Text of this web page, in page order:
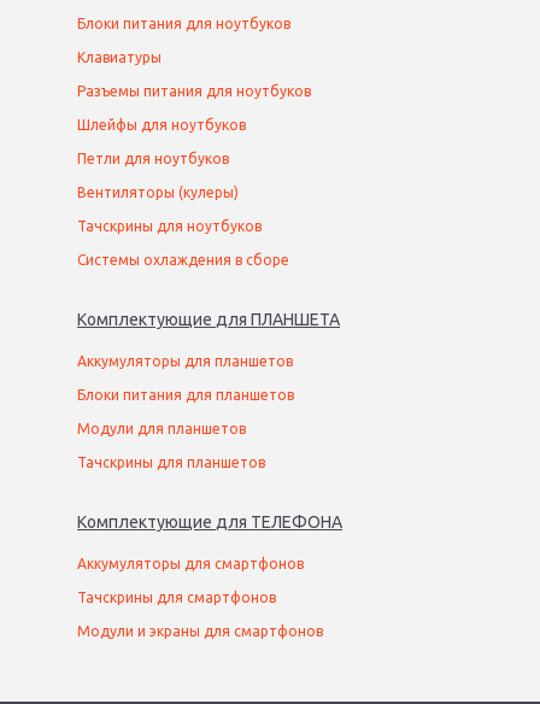
Блоки питания для ноутбуков
Клавиатуры
Разъемы питания для ноутбуков
Шлейфы для ноутбуков
Петли для ноутбуков
Вентиляторы (кулеры)
Тачскрины для ноутбуков
Системы охлаждения в сборе
Комплектующие для ПЛАНШЕТА
Аккумуляторы для планшетов
Блоки питания для планшетов
Модули для планшетов
Тачскрины для планшетов
Комплектующие для ТЕЛЕФОНА
Аккумуляторы для смартфонов
Тачскрины для смартфонов
Модули и экраны для смартфонов